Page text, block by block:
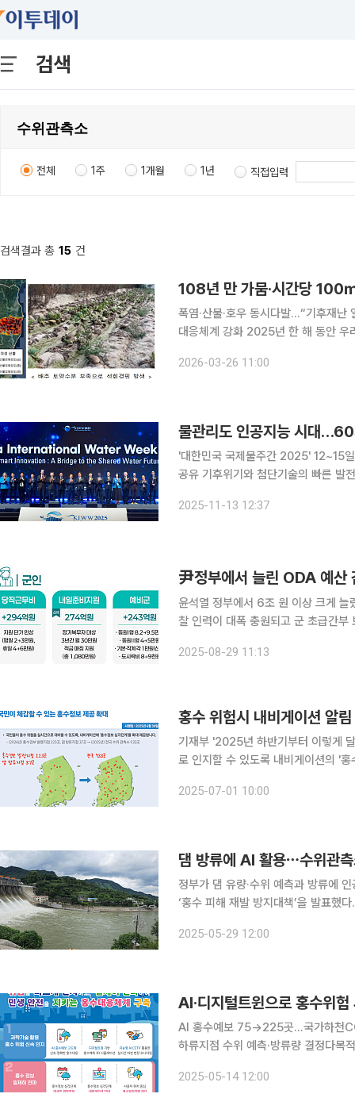
검색
전체 1주 1개월 1년 직접입력
검색결과 총 15 건
108년 만 가뭄·시간당
폭염·산불·호우 동시다발…“기후재
대응체계 강화 2025년 한 해 동안 우리나라는 108년 만의 극심한 가뭄과 시간당 100㎜가 넘는
타났다. 정부는 인공지능(AI) 기반 예
2026-03-26 11:00
물관리도 인공지능 시대
'대한민국 국제물주간 2025' 12~15
공유 기후위기와 첨단기술의 빠른 발전이 맞물린 물의 불안정. 이미 인류의 삶 전반에 깊이 스며든
15일까지 대구 엑스코에서 열리는 '대
2025-11-13 12:37
윤석열 정부에서 6조 원 이상 크게
찰 인력이 대폭 충원되고 군 초급간부 보수는 최대
의 외교·안보 분야를 보면 올해 25조
2025-08-29 11:13
홍수 위험시 내비게이션 알
기재부 '2025년 하반기부터 이렇게 달라집니다'환경·기
로 인지할 수 있도록 내비게이션의 '홍
를 발간했다. 홍수정보 심각단
2025-07-01 10:00
댐 방류에 AI 활용⋯수위관
정부가 댐 유량·수위 예측과 방류에 인공지능(AI)을 활용
‘홍수 피해 재발 방지대책’을 발표했
2025-05-29 12:00
AI·디지털트윈으로 홍수위
AI 홍수예보 75→225곳…국가하천
하류지점 수위 예측·방류량 결정다목
지능(AI)과 디지털 기술을 활용해 홍
2025-05-14 12:00